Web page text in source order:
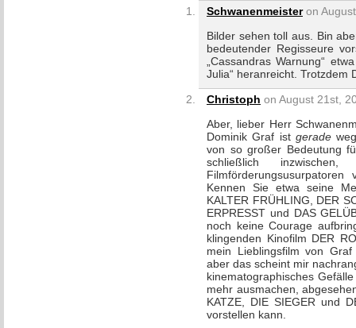
Schwanenmeisteron
Bilder sehen toll aus. Bin
bedeutender Regisseure
„Cassandras Warnung“
Julia“ heranreicht. Trotzdem
Christoph on August 21st,
Aber, lieber Herr
Dominik Graf ist gerade
von so großer Bedeutung
schließlich
Kennen Sie etwa seine
KALTER FRÜHLING, DER
ERPRESST und DAS
noch keine Courage
klingenden Kinofilm DER
mein Lieblingsfilm von
aber das scheint mir
kinematographisches
mehr ausmachen,
KATZE, DIE SIEGER und
vorstellen kann.